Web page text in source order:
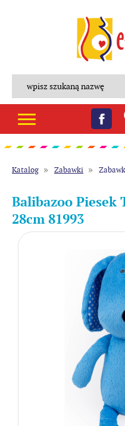
Katalog Zabawki
Balibazoo
28cm 81993